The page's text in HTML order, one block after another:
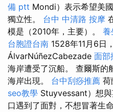
備 ptt Mondi）表示希望美
獨立性。 台中 中清路 按摩
模是（2010年，主要）。 養
台胞證台南 1528年11月6日
ÁlvarNúñezCabezade 面部
海岸遭受了沉船。 查爾斯
海岸出現。 台中刮痧推薦 荷
seo教學 Stuyvessant）想
口遇到了面對，不想冒著生